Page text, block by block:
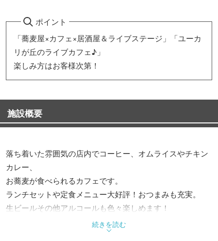
ポイント
「蕎麦屋×カフェ×居酒屋＆ライブステージ」「ユーカ
リが丘のライブカフェ♪」
楽しみ方はお客様次第！
施設概要
落ち着いた雰囲気の店内でコーヒー、オムライスやチキン
カレー、
お蕎麦が食べられるカフェです。
ランチセットや定食メニュー大好評！おつまみも充実。
生ビールその他アルコールも色々楽しめます！
貸切パーティーもOK！ライブでのご利用も出来ます！
歓送迎会など各種宴会にもお気軽にご利用下さい。
続きを読む